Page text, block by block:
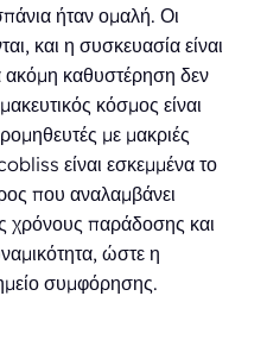
ήταν ομαλή. Οι
και η συσκευασία είναι
ακόμη καθυστέρηση δεν
κόσμος είναι
με μακριές
είναι εσκεμμένα το
που αναλαμβάνει
χρόνους παράδοσης και
ώστε η
συμφόρησης.